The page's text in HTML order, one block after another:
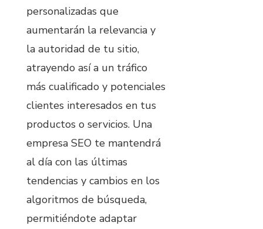
personalizadas que
aumentarán la relevancia y
la autoridad de tu sitio,
atrayendo así a un tráfico
más cualificado y potenciales
clientes interesados en tus
productos o servicios. Una
empresa SEO te mantendrá
al día con las últimas
tendencias y cambios en los
algoritmos de búsqueda,
permitiéndote adaptar